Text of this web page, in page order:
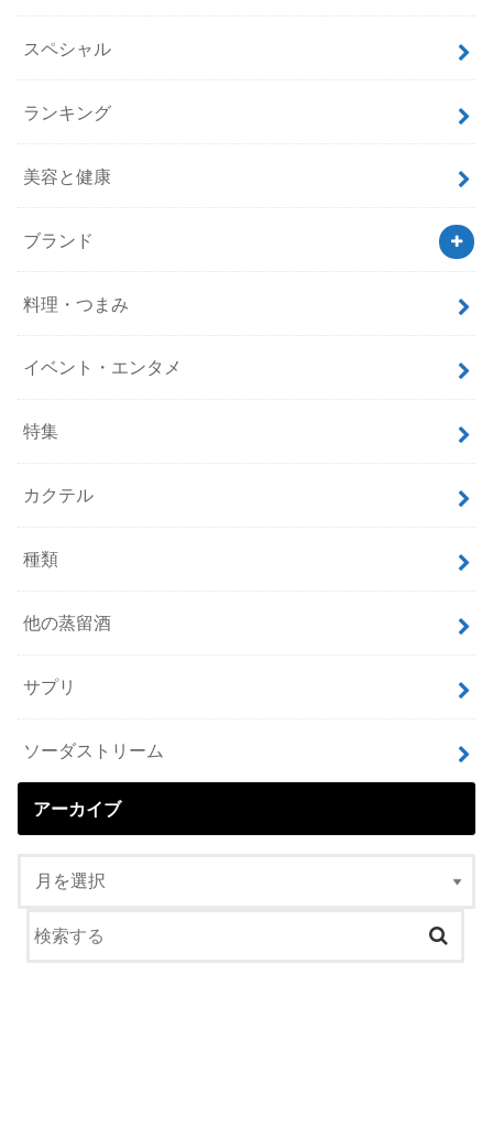
スペシャル
ランキング
美容と健康
ブランド
料理・つまみ
イベント・エンタメ
特集
カクテル
種類
他の蒸留酒
サプリ
ソーダストリーム
アーカイブ